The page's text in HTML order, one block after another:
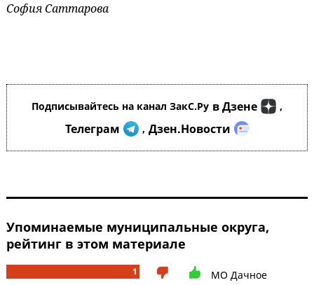
София Саттарова
Подписывайтесь на канал ЗакС.Ру в Дзене ,
Телеграм , Дзен.Новости
Упоминаемые муниципальные округа,
рейтинг в этом материале
1 МО Дачное